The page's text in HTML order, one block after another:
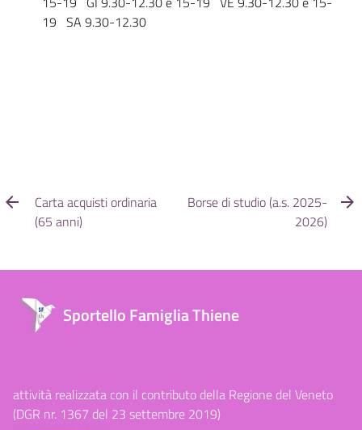
19 SA 9.30-12.30
Carta acquisti ordinaria
(65 anni)
Borse di studio (a.s. 2025-
2026)
Sportello Famiglia Thiene
attività realizzata con il contributo della Regione del Veneto
(DGR nr. 1367 del 23 settembre 2019)